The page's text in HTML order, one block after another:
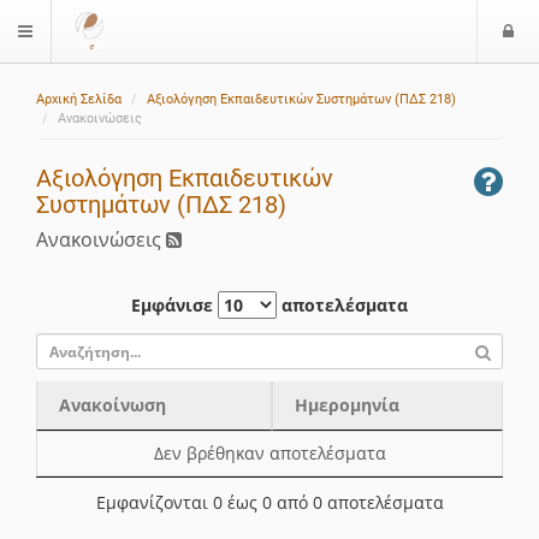
$langMenu
Αρχική Σελίδα
Αξιολόγηση Εκπαιδευτικών Συστημάτων (ΠΔΣ 218)
Ανακοινώσεις
Αξιολόγηση Εκπαιδευτικών
Συστημάτων (ΠΔΣ 218)
Ανακοινώσεις
Εμφάνισε αποτελέσματα
Ανακοίνωση
Ημερομηνία
Ανακοίνωση
Ημερομηνία
Δεν βρέθηκαν αποτελέσματα
Εμφανίζονται 0 έως 0 από 0 αποτελέσματα